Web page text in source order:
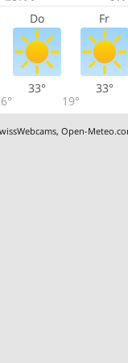
Do Fr
33°
19°
33°
,Open-